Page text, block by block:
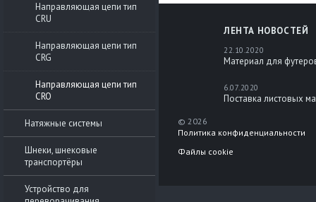
Направляющая цепи тип
CRU
Направляющая цепи тип
CRG
Направляющая цепи тип
CRO
Натяжные системы
Шнеки, шнековые
транспортёры
Устройство для
ЛЕНТА НОВОСТЕЙ
22.10.2020
Материал для
6.07.2020
Поставка листовых
© 2026
Политика конфиденциальности
Файлы cookie